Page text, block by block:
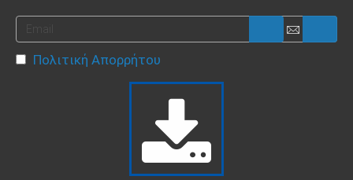
Πολιτική Απορρήτου